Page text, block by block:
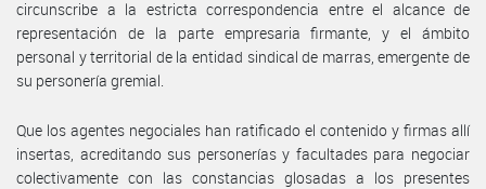
circunscribe a la estricta correspondencia entre el alcance de
representación de la parte empresaria firmante, y el ámbito
personal y territorial de la entidad sindical de marras, emergente de
su personería gremial.
Que los agentes negociales han ratificado el contenido y firmas allí
insertas, acreditando sus personerías y facultades para negociar
colectivamente con las constancias glosadas a los presentes